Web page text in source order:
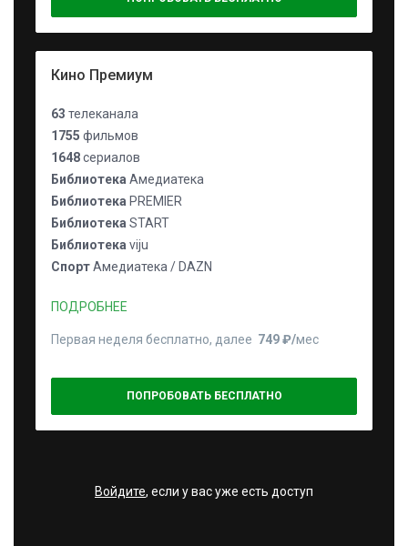
Кино Премиум
63 телеканала
1755 фильмов
1648сериалов
Библиотека Амедиатека
Библиотека PREMIER
Библиотека START
Библиотека viju
СпортАмедиатека / DAZN
ПОДРОБНЕЕ
Первая неделя бесплатно, далее 749 ₽⁠/⁠мес
ПОПРОБОВАТЬ БЕСПЛАТНО
Войдите, если у вас уже есть доступ